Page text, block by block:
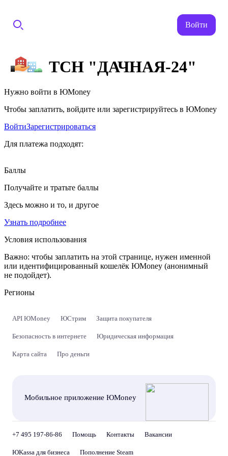
Войти
ТСН "ДАЧНАЯ-24"
Нужно войти в ЮMoney
Чтобы заплатить, войдите или зарегистрируйтесь в ЮMoney
ВойтиЗарегистрироваться
Для платежа подходят:
Баллы
Получайте и тратьте баллы
Здесь можно и то, и другое
Узнать подробнее
Условия использования
Важно: чтобы заплатить на этой странице, нужен именной
или идентифицированный кошелёк ЮMoney (анонимный
не подойдет).
Регионы
API ЮMoney ЮСтрим Защита покупателя
Безопасность в интернете Юридическая информация
Карта сайта Про деньги
Мобильное приложение ЮMoney
+7 495 197-86-86 Помощь Контакты Вакансии
ЮKassa для бизнеса Пополнение Steam